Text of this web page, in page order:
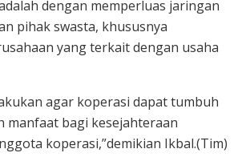
dengan memperluas jaringan
pihak swasta, khususnya
yang terkait dengan usaha
agar koperasi dapat tumbuh
manfaat bagi kesejahteraan
koperasi,”demikian Ikbal.(Tim)